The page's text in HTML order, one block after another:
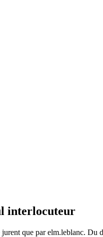
interlocuteur
que par elm.leblanc.